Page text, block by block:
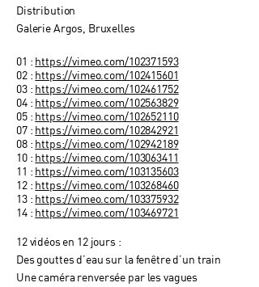
Distribution
Galerie Argos, Bruxelles
01 : https://vimeo.com/102371593
02 : https://vimeo.com/102415601
03 : https://vimeo.com/102461752
04 : https://vimeo.com/102563829
05 : https://vimeo.com/102652110
07 : https://vimeo.com/102842921
08 : https://vimeo.com/102942189
10 : https://vimeo.com/103063411
11 : https://vimeo.com/103135603
12 : https://vimeo.com/103268460
13 : https://vimeo.com/103375932
14 : https://vimeo.com/103469721
12 vidéos en 12 jours :
Des gouttes d’eau sur la fenêtre d’un train
Une caméra renversée par les vagues